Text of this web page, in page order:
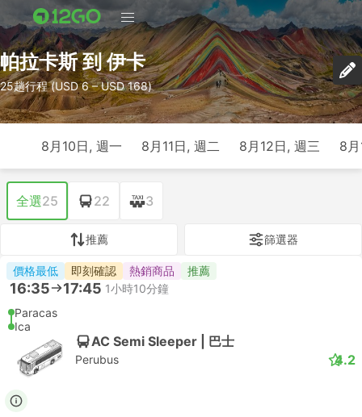
帕拉卡斯 到 伊卡
25趟行程 (USD 6 – USD 168)
8月10日, 週一 8月11日, 週二 8月12日, 週三 8
全選25 22 3
推薦 篩選器
價格最低 即刻確認 熱銷商品 推薦
16:35 17:45 1小時10分鐘
Paracas
Ica
AC Semi Sleeper | 巴士
Perubus 4.2